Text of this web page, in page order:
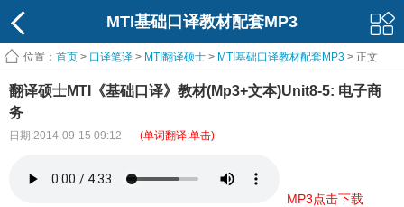
MTI基础口译教材配套MP3
位置： 首页 > 口译笔译 > MTI翻译硕士 > MTI基础口译教材配套MP3 > 正文
翻译硕士MTI《基础口译》教材(Mp3+文本)Unit8-5: 电子商
务
日期:2014-09-15 09:12 (单词翻译:单击)
MP3点击下载